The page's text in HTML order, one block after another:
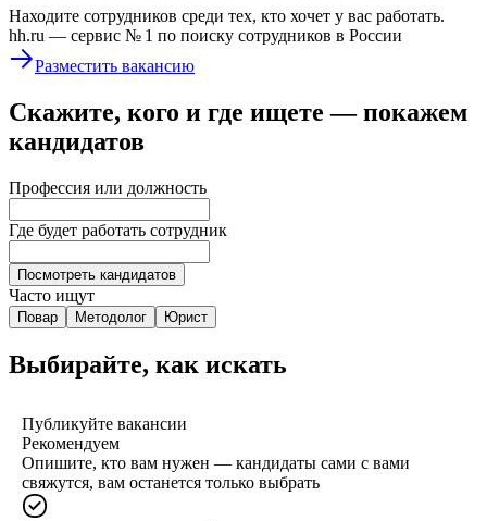
Находите сотрудников среди тех, кто хочет у вас работать.
hh.ru — сервис № 1 по поиску сотрудников в России
Разместить вакансию
Скажите, кого и где ищете — покажем
кандидатов
Профессия или должность
Где будет работать сотрудник
Посмотреть кандидатов
Часто ищут
Повар Методолог Юрист
Выбирайте, как искать
Публикуйте вакансии
Рекомендуем
Опишите, кто вам нужен — кандидаты сами с вами
свяжутся, вам останется только выбрать